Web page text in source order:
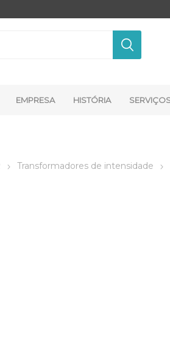
EMPRESA HISTÓRIA
Transformadores de intensidade